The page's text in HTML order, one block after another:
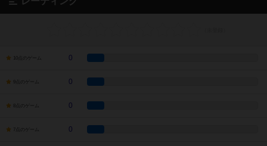
10点のゲーム 0
9点のゲーム 0
8点のゲーム 0
7点のゲーム 0